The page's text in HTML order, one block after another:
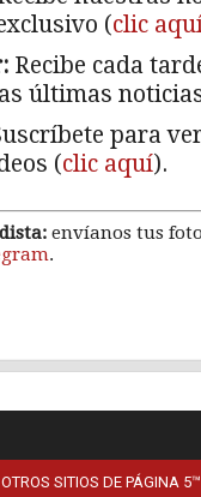
OTROS SITIOS DE PÁGINA 5™